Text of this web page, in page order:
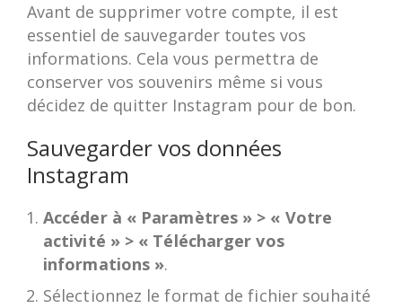
Avant de supprimer votre compte, il est
essentiel de sauvegarder toutes vos
informations. Cela vous permettra de
conserver vos souvenirs même si vous
décidez de quitter Instagram pour de bon.
Sauvegarder vos données
Instagram
Accéder à « Paramètres » > « Votre
activité » > « Télécharger vos
informations ».
Sélectionnez le format de fichier souhaité